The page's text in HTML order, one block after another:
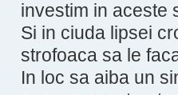
investim in aceste
Si in ciuda lipsei
strofoaca sa le
In loc sa aiba un